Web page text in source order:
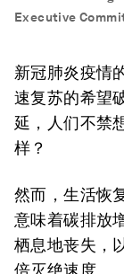
Executive
新冠肺炎疫情
速复苏的希望
延，人们不禁
样？
然而，生活恢
意味着碳排放
栖息地丧失，
倍灭绝速度。